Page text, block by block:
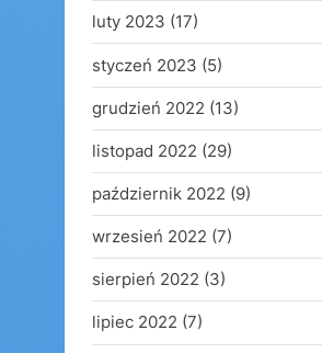
luty 2023 (17)
styczeń 2023 (5)
grudzień 2022 (13)
listopad 2022 (29)
październik 2022 (9)
wrzesień 2022 (7)
sierpień 2022 (3)
lipiec 2022 (7)